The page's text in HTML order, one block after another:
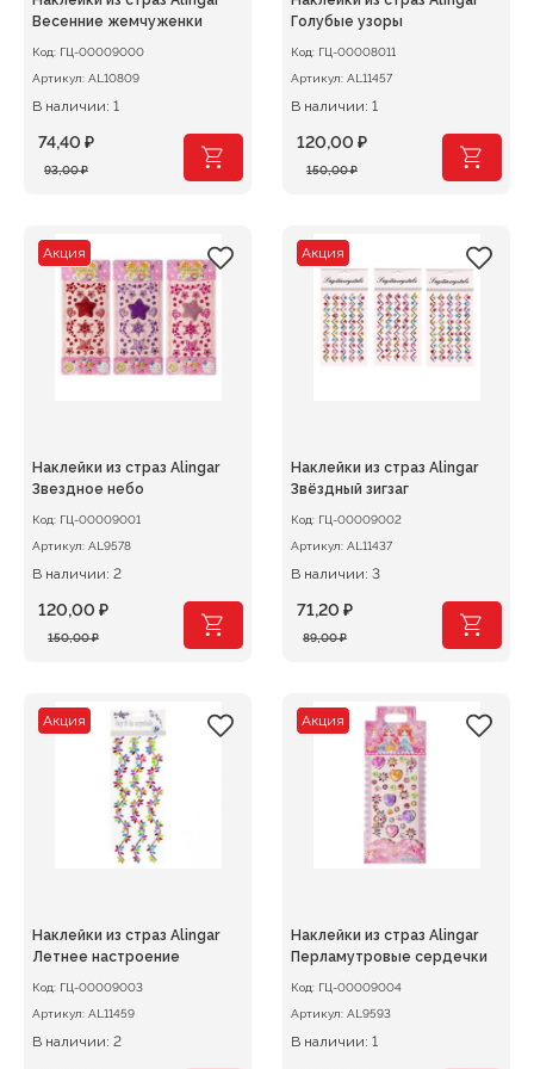
Весенние жемчуженки
Код: ГЦ-00009000
Артикул: AL10809
В наличии: 1
93,00₽
Первоначальная
93,00 ₽.
74,40 ₽
Текущая
Голубые узоры
Код: ГЦ-00008011
Артикул: AL11457
В наличии: 1
150,00₽
Первоначальная
150,00 ₽.
120,00 ₽
Текущая
Акция
Наклейки из страз Alingar
Звездное небо
Код: ГЦ-00009001
Артикул: AL9578
В наличии: 2
150,00₽
Первоначальная
150,00 ₽.
120,00 ₽
Текущая
Акция
Наклейки из страз Alingar
Звёздный зигзаг
Код: ГЦ-00009002
Артикул: AL11437
В наличии: 3
89,00₽
Первоначальная
89,00 ₽.
71,20 ₽
Текущая
Акция
Наклейки из страз Alingar
Летнее настроение
Код: ГЦ-00009003
Артикул: AL11459
В наличии: 2
Акция
Наклейки из страз Alingar
Перламутровые сердечки
Код: ГЦ-00009004
Артикул: AL9593
В наличии: 1